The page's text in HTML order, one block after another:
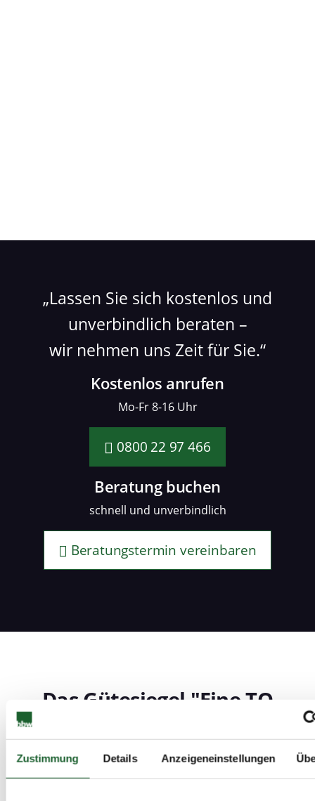
Zustimmung Details Anzeigeneinstellungen
Lassen Sie sich kostenlos und
unverbindlich beraten –
wir nehmen uns Zeit für Sie.
Kostenlos anrufen
Mo-Fr 8-16 Uhr
0800 22 97 466
Beratung buchen
schnell und unverbindlich
Beratungstermin vereinbaren
Das Gütesiegel "Eine TQ
bundesweiten Standards